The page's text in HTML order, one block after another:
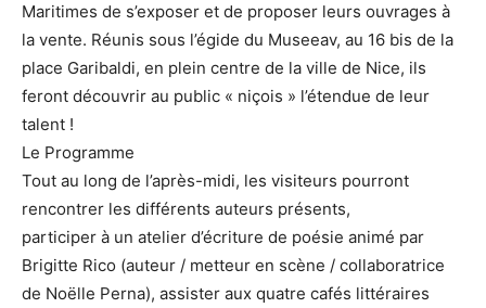
Maritimes de s’exposer et de proposer leurs ouvrages à
la vente. Réunis sous l’égide du Museeav, au 16 bis de la
place Garibaldi, en plein centre de la ville de Nice, ils
feront découvrir au public « niçois » l’étendue de leur
talent !
Le Programme
Tout au long de l’après-midi, les visiteurs pourront
rencontrer les différents auteurs présents,
participer à un atelier d’écriture de poésie animé par
Brigitte Rico (auteur / metteur en scène / collaboratrice
de Noëlle Perna), assister aux quatre cafés littéraires